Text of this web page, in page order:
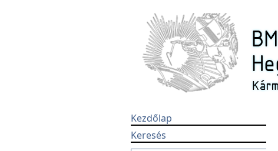
Kezdőlap
Keresés